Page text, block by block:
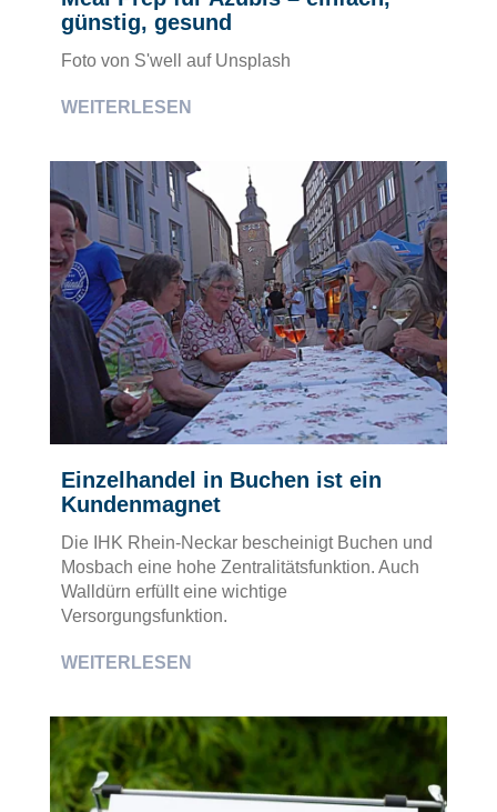
günstig, gesund
Foto von S'well auf Unsplash
WEITERLESEN
Einzelhandel in Buchen ist ein
Kundenmagnet
Die IHK Rhein-Neckar bescheinigt Buchen und
Mosbach eine hohe Zentralitätsfunktion. Auch
Walldürn erfüllt eine wichtige
Versorgungsfunktion.
WEITERLESEN